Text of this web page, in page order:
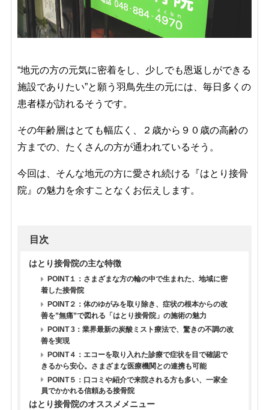
“地元の方の元気に密着をし、少しでも恩返しができる
施設でありたい”と願う羽鳥先生の元には、毎日多くの
患者様が訪れるそうです。
その年齢層はとても幅広く、２歳から９０歳の高齢の
方までの、たくさんの方が通われているそう。
今回は、そんな地元の方に愛され続ける『はとり接骨
院』の魅力を余すことなくお伝えします。
目次
はとり接骨院の主な特徴
POINT１：さまざまな方の輪の中で生まれた、地域に密
着した接骨院
POINT２：体のゆがみを取り除き、症状の根本からの改
善を”無痛”で図れる「はとり接骨院」の施術の魅力
POINT 3：業界最新の炭酸ミスト療法で、驚きの不調の改
善を実現
POINT４：エコーを取り入れた診療で症状を目で確認で
きるから安心。さまざまな医療機関との連携も可能
POINT５：口コミや紹介で来院される方も多い、一家全
員でかかれる信頼ある接骨院
はとり接骨院のオススメメニュー